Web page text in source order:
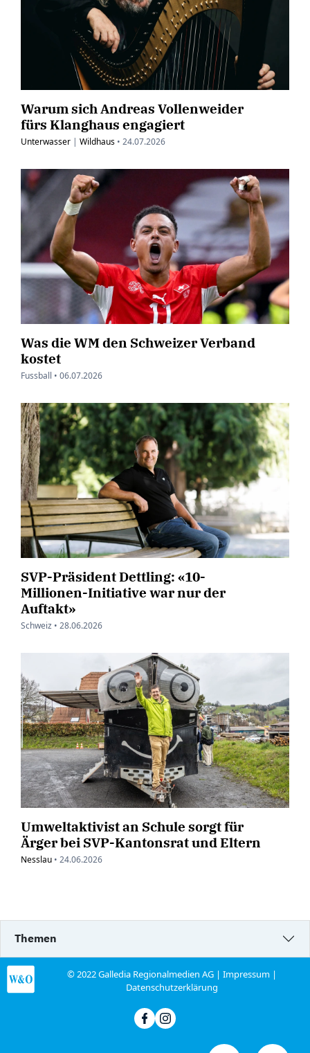
Warum sich Andreas Vollenweider
fürs Klanghaus engagiert
Unterwasser | Wildhaus • 24.07.2026
Was die WM den Schweizer Verband
kostet
Fussball • 06.07.2026
SVP-Präsident Dettling: «10-
Millionen-Initiative war nur der
Auftakt»
Schweiz • 28.06.2026
Umweltaktivist an Schule sorgt für
Ärger bei SVP-Kantonsrat und Eltern
Nesslau • 24.06.2026
Themen
© 2022 Galledia Regionalmedien AG |Impressum |
Datenschutzerklärung